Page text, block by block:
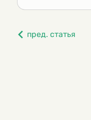
пред. статья